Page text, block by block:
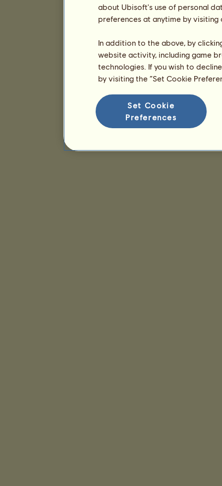
about Ubisoft's use of personal
preferences at anytime by
In addition to the above, by
website activity, including game
technologies. If you wish to
by visiting the “Set Cookie
Set Cookie
Preferences